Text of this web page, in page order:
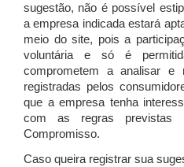
sugestão, não é possível
a empresa indicada estará
meio do site, pois a
voluntária e só é
comprometem a analisar e
registradas pelos
que a empresa tenha
com as regras previstas
Compromisso.
Caso queira registrar sua